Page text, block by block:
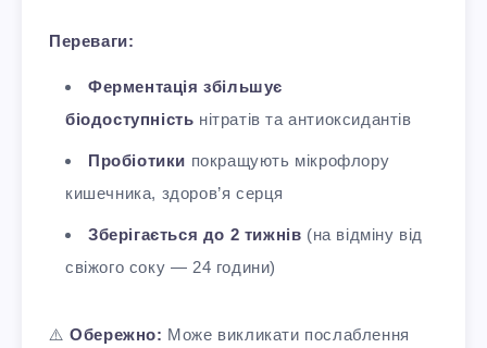
Переваги:
Ферментація збільшує
біодоступність нітратів та антиоксидантів
Пробіотики покращують мікрофлору
кишечника, здоров’я серця
Зберігається до 2 тижнів (на відміну від
свіжого соку — 24 години)
⚠️Обережно: Може викликати послаблення